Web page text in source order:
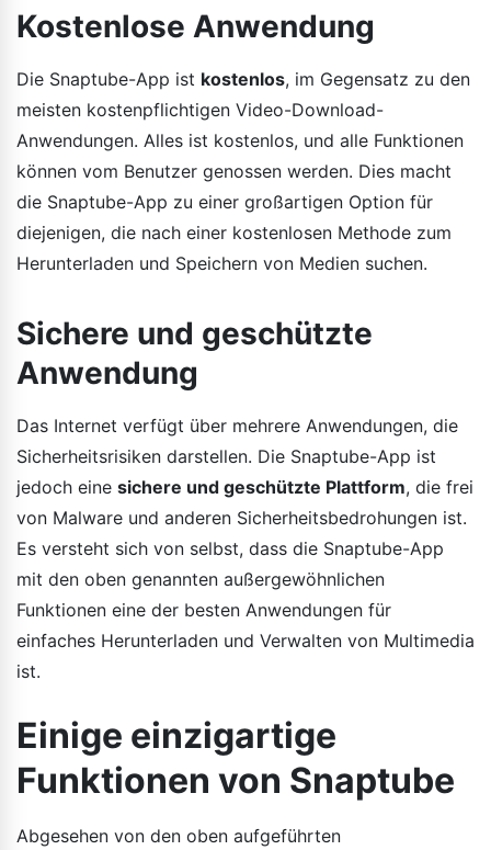
Kostenlose Anwendung
Die Snaptube-App ist kostenlos, im Gegensatz zu den
meisten kostenpflichtigen Video-Download-
Anwendungen. Alles ist kostenlos, und alle Funktionen
können vom Benutzer genossen werden. Dies macht
die Snaptube-App zu einer großartigen Option für
diejenigen, die nach einer kostenlosen Methode zum
Herunterladen und Speichern von Medien suchen.
Sichere und geschützte
Anwendung
Das Internet verfügt über mehrere Anwendungen, die
Sicherheitsrisiken darstellen. Die Snaptube-App ist
jedoch eine sichere und geschützte Plattform, die frei
von Malware und anderen Sicherheitsbedrohungen ist.
Es versteht sich von selbst, dass die Snaptube-App
mit den oben genannten außergewöhnlichen
Funktionen eine der besten Anwendungen für
einfaches Herunterladen und Verwalten von Multimedia
ist.
Einige einzigartige
Funktionen von Snaptube
Abgesehen von den oben aufgeführten